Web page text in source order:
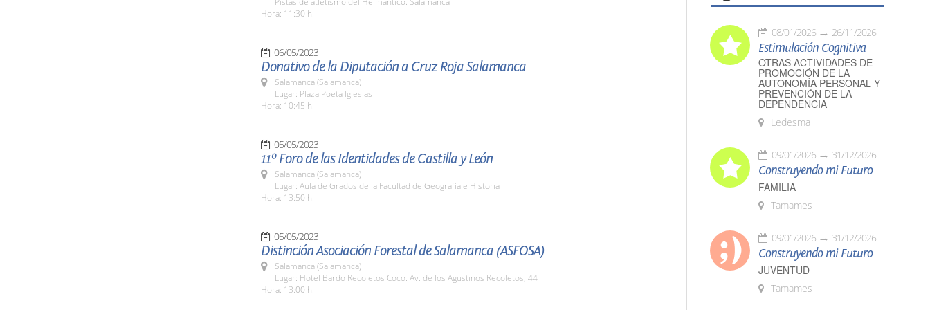
Hora: 11:30 h.
06/05/2023
Donativo de la Diputación a Cruz Roja Salamanca
Salamanca (Salamanca)
Lugar: Plaza Poeta Iglesias
Hora: 10:45 h.
05/05/2023
11º Foro de las Identidades de Castilla y León
Salamanca (Salamanca)
Lugar: Aula de Grados de la Facultad de Geografía e Historia
Hora: 13:50 h.
05/05/2023
Distinción Asociación Forestal de Salamanca (ASFOSA)
Salamanca (Salamanca)
Lugar: Hotel Bardo Recoletos Coco. Av. de los Agustinos Recoletos, 44
Hora: 13:00 h.
08/01/2026 26/11/2026
Estimulación Cognitiva
OTRAS ACTIVIDADES DE
PROMOCIÓN DE LA
AUTONOMÍA PERSONAL Y
PREVENCIÓN DE LA
DEPENDENCIA
Ledesma
09/01/2026 31/12/2026
Construyendo mi Futuro
FAMILIA
Tamames
09/01/2026 31/12/2026
Construyendo mi Futuro
JUVENTUD
Tamames